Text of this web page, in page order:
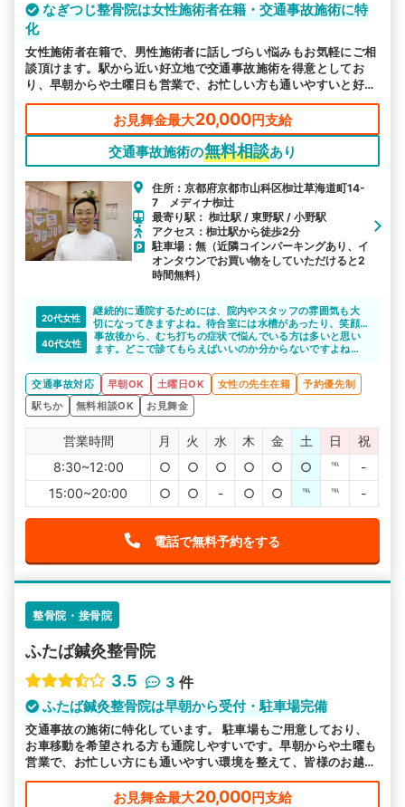
なぎつじ整骨院は女性施術者在籍・交通事故施術に特
化
女性施術者在籍で、男性施術者に話しづらい悩みもお気軽にご相
談頂けます。駅から近い好立地で交通事故施術を得意としてお
り、早朝からや土曜日も営業で、お忙しい方も通いやすいと好評
です。
お見舞金最大20,000円支給
交通事故施術の無料相談あり
住所：京都府京都市山科区椥辻草海道町14-
7 メディナ椥辻
最寄り駅： 椥辻駅 / 東野駅 / 小野駅
アクセス：椥辻駅から徒歩2分
駐車場：無（近隣コインパーキングあり、イ
オンタウンでお買い物をしていただけると2
時間無料）
20代女性
継続的に通院するためには、院内やスタッフの雰囲気も大
切になってきますよね。待合室には水槽があったり、笑顔
の絶えないスタッフが迎えてくれるのでリラックスして施
術を受けられると思います。
40代女性
事故後から、むち打ちの症状で悩んでいる方は多いと思い
ます。どこで診てもらえばいいのか分からないですよね。
ので安心して通院できると思います。椥辻駅から徒歩1分な
ので楽に通えますね。
交通事故対応 早朝OK 土曜日OK 女性の先生在籍
予約優先制
駅ちか
無料相談OK お見舞金
営業時間 月 火 水 木 金 土 日
祝
8:30~12:00
○ ○ ○ ○ ○ ○ ℡
-
15:00~20:00
○ ○ - ○ ○ ℡ ℡ -
電話で無料予約をする
整骨院・接骨院
ふたば鍼灸整骨院
3.5
3 件
ふたば鍼灸整骨院は早朝から受付・駐車場完備
交通事故の施術に特化しています。 駐車場もご用意しており、
お車移動を希望される方も通院しやすいです。早朝からや土曜も
営業で、お忙しい方にも通いやすい環境を整えて、皆様のお越し
をお待ちしております。
お見舞金最大20,000円支給